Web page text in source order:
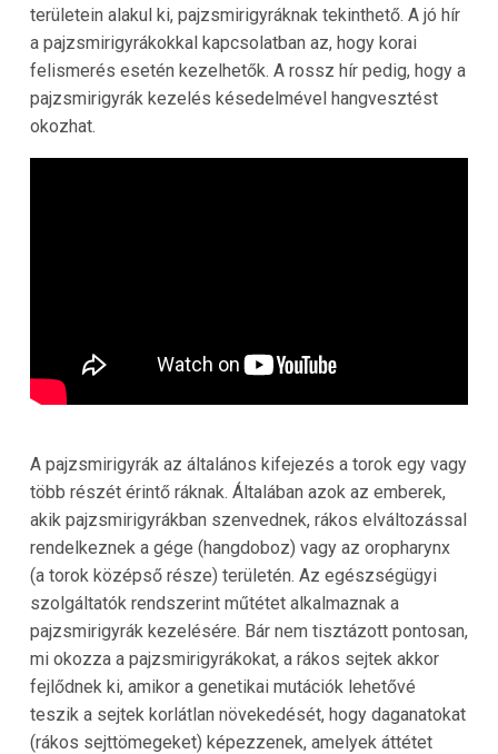
területein alakul ki, pajzsmirigyráknak tekinthető. A jó hír
a pajzsmirigyrákokkal kapcsolatban az, hogy korai
felismerés esetén kezelhetők. A rossz hír pedig, hogy a
pajzsmirigyrák kezelés késedelmével hangvesztést
okozhat.
A pajzsmirigyrák az általános kifejezés a torok egy vagy
több részét érintő ráknak. Általában azok az emberek,
akik pajzsmirigyrákban szenvednek, rákos elváltozással
rendelkeznek a gége (hangdoboz) vagy az oropharynx
(a torok középső része) területén. Az egészségügyi
szolgáltatók rendszerint műtétet alkalmaznak a
pajzsmirigyrák kezelésére. Bár nem tisztázott pontosan,
mi okozza a pajzsmirigyrákokat, a rákos sejtek akkor
fejlődnek ki, amikor a genetikai mutációk lehetővé
teszik a sejtek korlátlan növekedését, hogy daganatokat
(rákos sejttömegeket) képezzenek, amelyek áttétet